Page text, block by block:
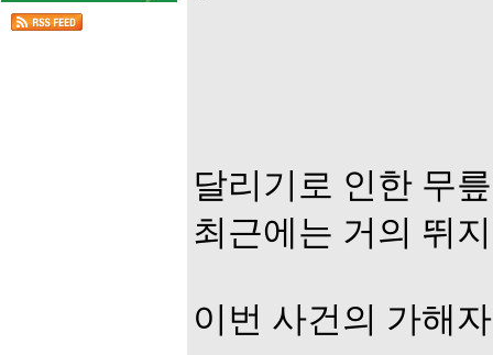
달리기로 인한 무
최근에는 거의 뛰
이번 사건의 가해